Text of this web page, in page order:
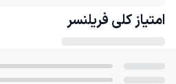
امتیاز کلی فریلنسر